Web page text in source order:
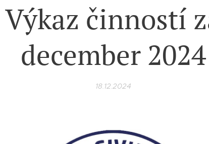
Výkaz činností
december 2024
18.12.2024